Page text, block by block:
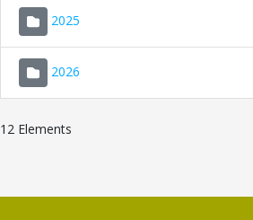
2025
2026
12 Elements